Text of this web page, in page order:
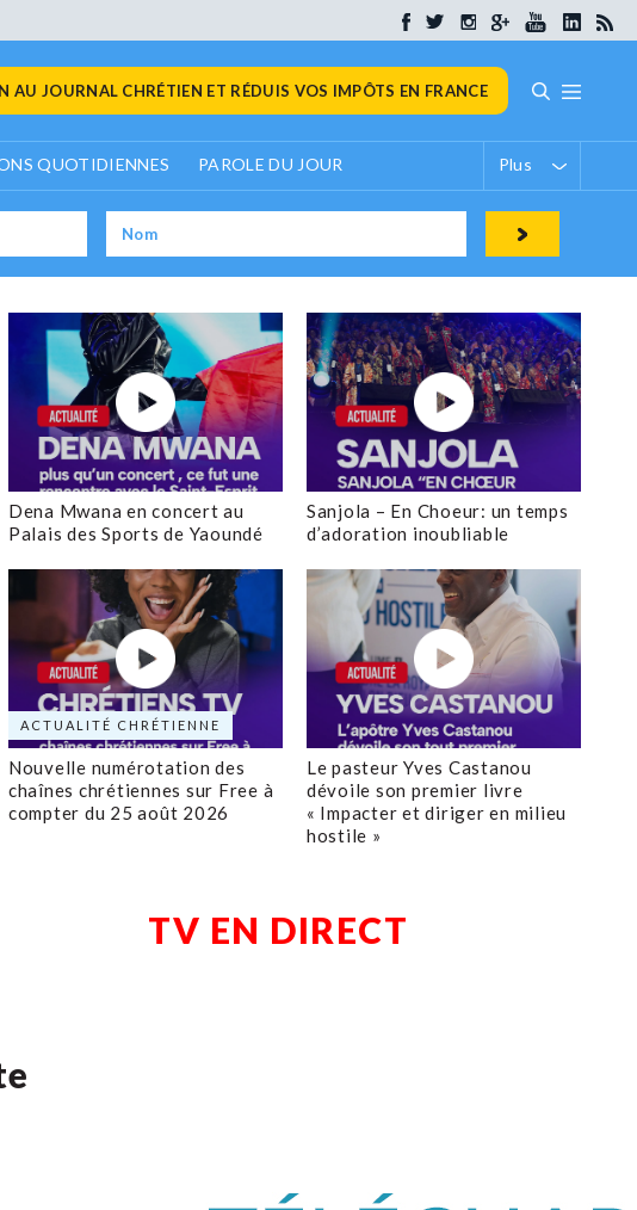
AU JOURNAL CHRÉTIEN ET RÉDUIS VOS IMPÔTS EN FRANCE
QUOTIDIENNES PAROLE DU JOUR Plus
Dena Mwana en concert au
Palais des Sports de Yaoundé
Sanjola – En Choeur: un temps
d’adoration inoubliable
ACTUALITÉ CHRÉTIENNE
Nouvelle numérotation des
chaînes chrétiennes sur Free à
compter du 25 août 2026
Le pasteur Yves Castanou
dévoile son premier livre
« Impacter et diriger en milieu
hostile »
TV EN DIRECT